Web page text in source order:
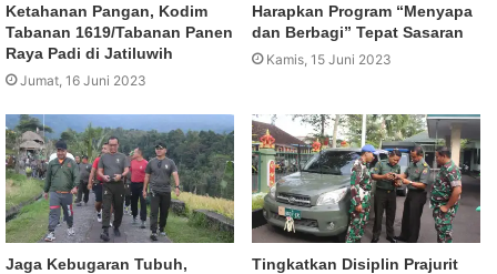
Ketahanan Pangan, Kodim
Tabanan 1619/Tabanan Panen
Raya Padi di Jatiluwih
Jumat, 16 Juni 2023
Harapkan Program “Menyapa
dan Berbagi” Tepat Sasaran
Kamis, 15 Juni 2023
Jaga Kebugaran Tubuh,
Tingkatkan Disiplin Prajurit